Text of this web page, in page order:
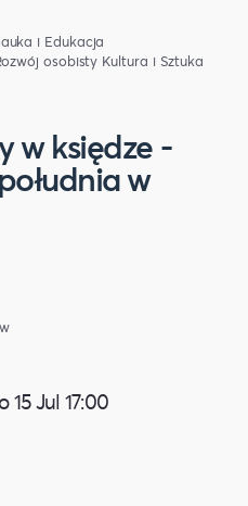
i Edukacja
osobisty Kultura i Sztuka
w księdze -
w
15 Jul 17:00